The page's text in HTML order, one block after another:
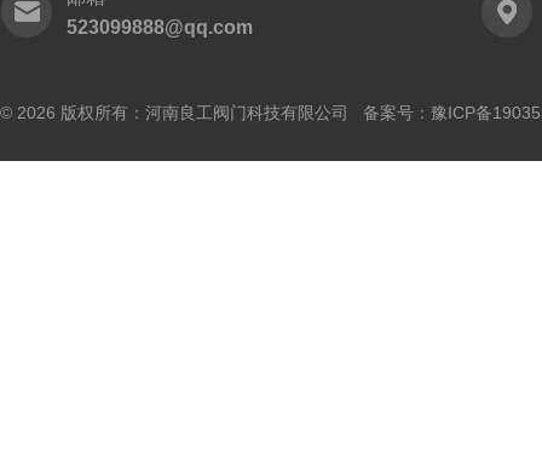
523099888@qq.com
© 2026 版权所有：河南良工阀门科技有限公司 备案号： 豫ICP备